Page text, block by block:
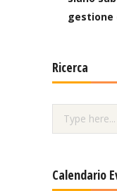
Ricerca
Calendario